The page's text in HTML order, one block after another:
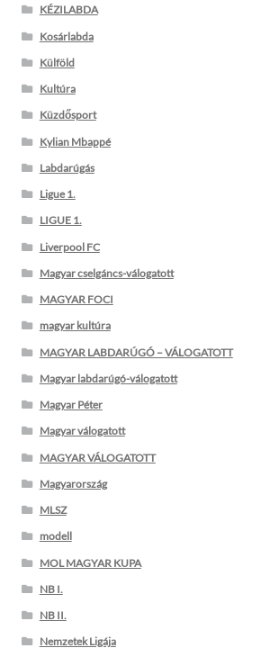
KÉZILABDA
Kosárlabda
Külföld
Kultúra
Küzdősport
Kylian Mbappé
Labdarúgás
Ligue 1.
LIGUE 1.
Liverpool FC
Magyar cselgáncs-válogatott
MAGYAR FOCI
magyar kultúra
MAGYAR LABDARÚGÓ – VÁLOGATOTT
Magyar labdarúgó-válogatott
Magyar Péter
Magyar válogatott
MAGYAR VÁLOGATOTT
Magyarország
MLSZ
modell
MOL MAGYAR KUPA
NB I.
NB II.
Nemzetek Ligája